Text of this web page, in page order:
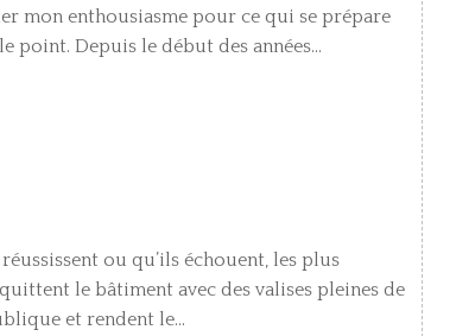
mon enthousiasme pour ce qui se prépare
point. Depuis le début des années...
ou qu’ils échouent, les plus
le bâtiment avec des valises pleines de
et rendent le...